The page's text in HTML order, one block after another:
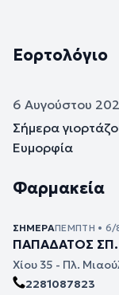
Εορτολόγιο
6 Αυγούστου
Σήμερα
Ευμορφία
Φαρμακεία
ΣΉΜΕΡΑΠΈΜΠΤΗ • 6/
ΠΑΠΑΔΑΤΟΣ
Χίου 35 - Πλ.
2281087823